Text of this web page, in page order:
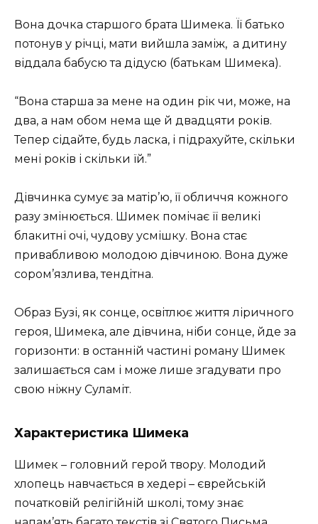
Вона дочка старшого брата Шимека. Її батько
потонув у річці, мати вийшла заміж, а дитину
віддала бабусю та дідусю (батькам Шимека).
“Вона старша за мене на один рік чи, може, на
два, а нам обом нема ще й двадцяти років.
Тепер сідайте, будь ласка, і підрахуйте, скільки
мені років і скільки їй.”
Дівчинка сумує за матір’ю, її обличчя кожного
разу змінюється. Шимек помічає її великі
блакитні очі, чудову усмішку. Вона стає
привабливою молодою дівчиною. Вона дуже
сором’язлива, тендітна.
Образ Бузі, як сонце, освітлює життя ліричного
героя, Шимека, але дівчина, ніби сонце, йде за
горизонти: в останній частині роману Шимек
залишається сам і може лише згадувати про
свою ніжну Суламіт.
Характеристика Шимека
Шимек – головний герой твору. Молодий
хлопець навчається в хедері – єврейській
початковій релігійній школі, тому знає